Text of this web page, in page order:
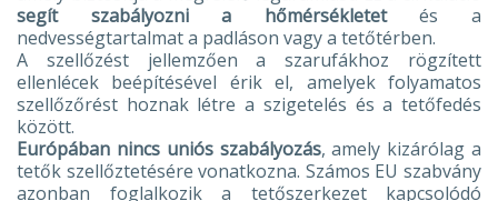
segít szabályozni a hőmérsékletetés a
nedvességtartalmat a padláson vagy a tetőtérben.
A szellőzést jellemzően a szarufákhoz rögzített
ellenlécek beépítésével érik el, amelyek folyamatos
szellőzőrést hoznak létre a szigetelés és a tetőfedés
között.
Európában nincs uniós szabályozás, amely kizárólag a
tetők szellőztetésére vonatkozna. Számos EU szabvány
azonban foglalkozik a tetőszerkezet kapcsolódó